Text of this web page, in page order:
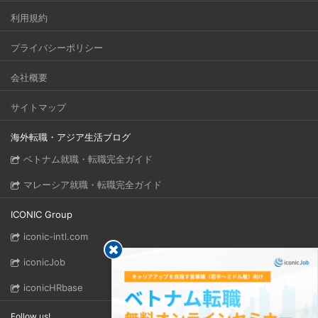
利用規約
プライバシーポリシー
会社概要
サイトマップ
海外転職・アジア生活ブログ
ベトナム就職・転職完全ガイド
マレーシア就職・転職完全ガイド
ICONIC Group
iconic-intl.com
iconicJob
iconicHRbase